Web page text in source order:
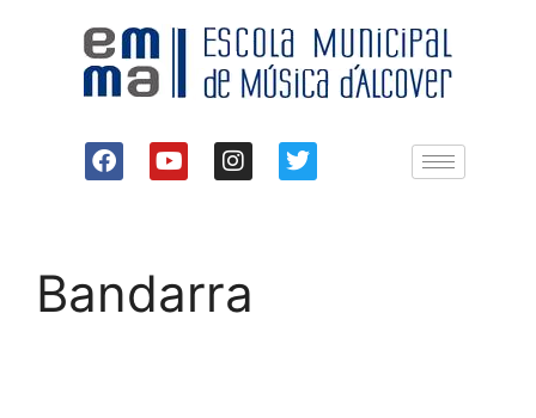
Bandarra